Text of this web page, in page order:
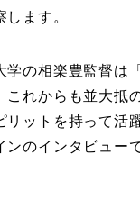
ます。
学の相楽豊監督は
これからも並大抵
リットを持って活
ンのインタビュー